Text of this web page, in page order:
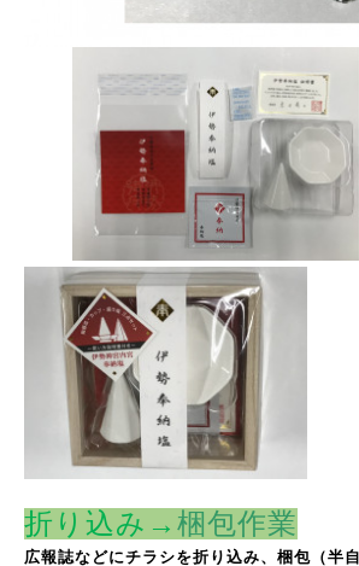
折り込み→ 梱包作業
広報誌などにチラシを折り込み、梱包（半